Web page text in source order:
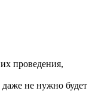
проведения,
не нужно будет